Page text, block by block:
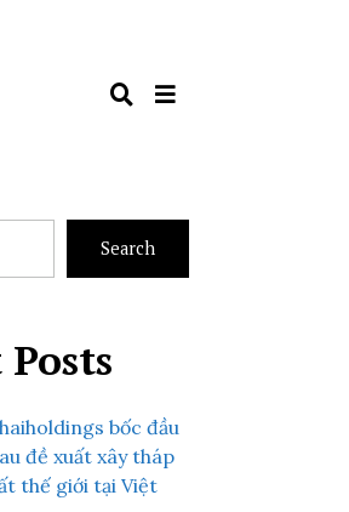
Search
bốc đầu
đề xuất xây tháp
thế giới tại Việt